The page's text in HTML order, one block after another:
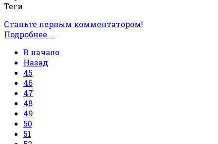
Теги
Станьте первым комментатором!
Подробнее ...
В начало
Назад
45
46
47
48
49
50
51